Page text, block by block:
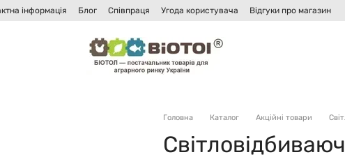
інформація Блог Співпраця Угода користувача
Відгуки про магазин
Головна Каталог Акційні товари